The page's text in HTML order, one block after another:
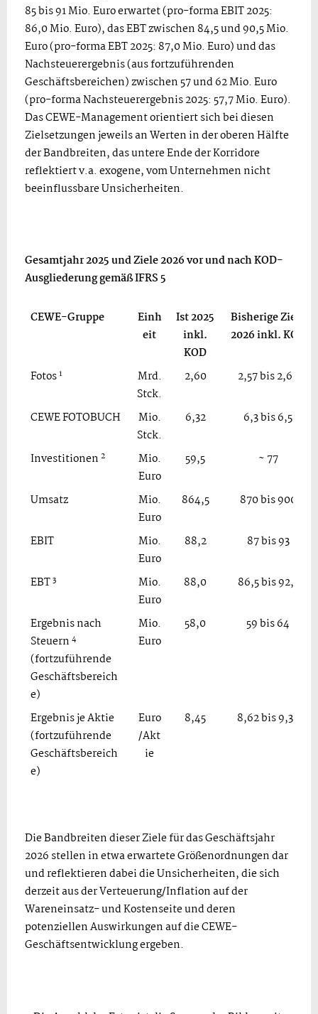
85 bis 91 Mio. Euro erwartet (pro-forma EBIT 2025:
86,0 Mio. Euro), das EBT zwischen 84,5 und 90,5 Mio.
Euro (pro-forma EBT 2025: 87,0 Mio. Euro) und das
Nachsteuerergebnis (aus fortzuführenden
Geschäftsbereichen) zwischen 57 und 62 Mio. Euro
(pro-forma Nachsteuerergebnis 2025: 57,7 Mio. Euro).
Das CEWE-Management orientiert sich bei diesen
Zielsetzungen jeweils an Werten in der oberen Hälfte
der Bandbreiten, das untere Ende der Korridore
reflektiert v.a. exogene, vom Unternehmen nicht
beeinflussbare Unsicherheiten.
Gesamtjahr 2025 und Ziele 2026 vor und nach KOD-
Ausgliederung gemäß IFRS 5
CEWE-Gruppe
Einh
eit
Ist 2025
inkl.
KOD
Bisherige Ziele
2026 inkl. KOD
Fotos1
Mrd.
Stck.
2,60 2,57 bis 2,68
CEWE FOTOBUCH
Mio.
Stck.
6,32 6,3 bis 6,5
Investitionen 2
Mio.
Euro
59,5 ~ 77
Umsatz
Mio.
Euro
864,5 870 bis 900
EBIT
Mio.
Euro
88,2 87 bis 93
EBT3
Mio.
Euro
88,0 86,5 bis 92,5
Ergebnis nach
Steuern 4
(fortzuführende
Geschäftsbereich
e)
Mio.
Euro
58,0 59 bis 64
Ergebnis je Aktie
(fortzuführende
Geschäftsbereich
e)
Euro
/Akt
ie
8,45 8,62 bis 9,36
Die Bandbreiten dieser Ziele für das Geschäftsjahr
2026 stellen in etwa erwartete Größenordnungen dar
und reflektieren dabei die Unsicherheiten, die sich
derzeit aus der Verteuerung/Inflation auf der
Wareneinsatz- und Kostenseite und deren
potenziellen Auswirkungen auf die CEWE-
Geschäftsentwicklung ergeben.